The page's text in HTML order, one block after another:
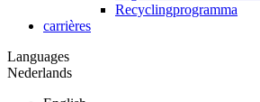
Recyclingprogramma
carrières
Languages
Nederlands